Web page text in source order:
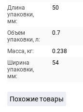
Длина
упаковки,
мм:
50
Объем
упаковки, л:
0.7
Масса, кг:
0.238
Ширина
упаковки,
мм:
54
Похожие товары